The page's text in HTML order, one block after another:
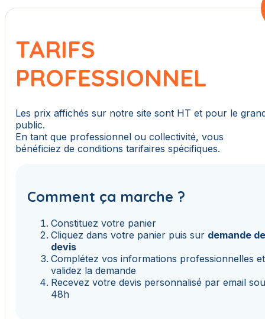
TARIFS
PROFESSIONNEL
Les prix affichés sur notre site sont HT et pour le
public.
En tant que professionnel ou collectivité, vous
bénéficiez de conditions tarifaires spécifiques.
Comment ça marche ?
Constituez votre panier
Cliquez dans votre panier puis sur demande
devis
Complétez vos informations professionnelles et
validez la demande
Recevez votre devis personnalisé par email
48h